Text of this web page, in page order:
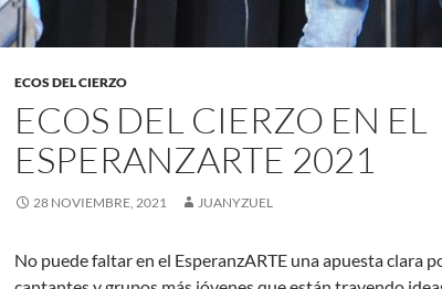
ECOS DEL CIERZO
ECOS DEL CIERZO EN EL
ESPERANZARTE 2021
28 NOVIEMBRE, 2021 JUANYZUEL
No puede faltar en el EsperanzARTE una apuesta clara